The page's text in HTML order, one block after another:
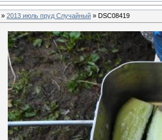
» 2013 июль пруд Случайный » DSC08419